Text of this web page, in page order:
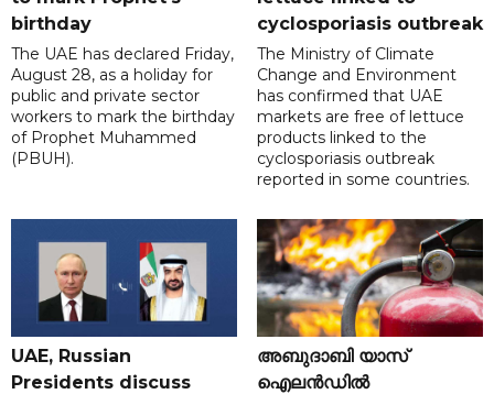
birthday
The UAE has declared Friday,
August 28, as a holiday for
public and private sector
workers to mark the birthday
of Prophet Muhammed
(PBUH).
cyclosporiasis outbreak
The Ministry of Climate
Change and Environment
has confirmed that UAE
markets are free of lettuce
products linked to the
cyclosporiasis outbreak
reported in some countries.
UAE, Russian
Presidents discuss
അബുദാബി യാസ്
ഐലൻഡിൽ